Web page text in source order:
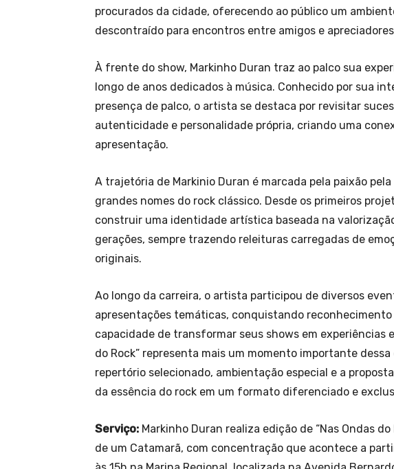
procurados da cidade, oferecendo ao público um
descontraído para encontros entre amigos e
À frente do show, Markinho Duran traz ao palco sua
longo de anos dedicados à música. Conhecido por sua
presença de palco, o artista se destaca por revisitar
autenticidade e personalidade própria, criando uma
apresentação.
A trajetória de Markinio Duran é marcada pela paixão
grandes nomes do rock clássico. Desde os primeiros
construir uma identidade artística baseada na
gerações, sempre trazendo releituras carregadas de
originais.
Ao longo da carreira, o artista participou de diversos
apresentações temáticas, conquistando
capacidade de transformar seus shows em experiências
do Rock” representa mais um momento importante
repertório selecionado, ambientação especial e a
da essência do rock em um formato diferenciado e
Serviço: Markinho Duran realiza edição de “Nas Ondas
de um Catamarã, com concentração que acontece a